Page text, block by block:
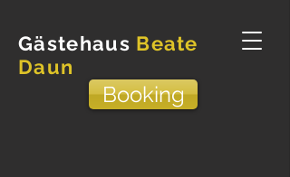
Gästehaus Beate
Daun
Booking